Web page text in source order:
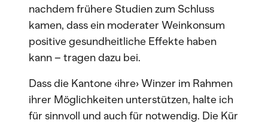
nachdem frühere Studien zum Schluss
kamen, dass ein moderater Weinkonsum
positive gesundheitliche Effekte haben
kann – tragen dazu bei.
Dass die Kantone ‹ihre› Winzer im Rahmen
ihrer Möglichkeiten unterstützen, halte ich
für sinnvoll und auch für notwendig. Die Kür